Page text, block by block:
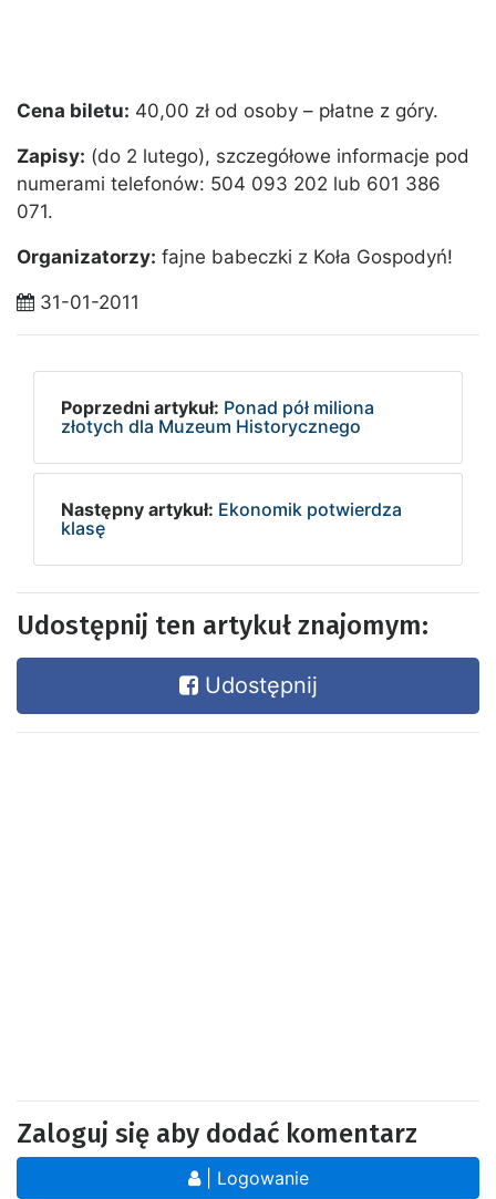
Cena biletu: 40,00 zł od osoby – płatne z góry.
Zapisy: (do 2 lutego), szczegółowe informacje pod
numerami telefonów: 504 093 202 lub 601 386
071.
Organizatorzy: fajne babeczki z Koła Gospodyń!
31-01-2011
Poprzedni artykuł: Ponad pół miliona
złotych dla Muzeum Historycznego
Następny artykuł: Ekonomik potwierdza
klasę
Udostępnij ten artykuł znajomym:
Udostępnij
Zaloguj się aby dodać komentarz
| Logowanie